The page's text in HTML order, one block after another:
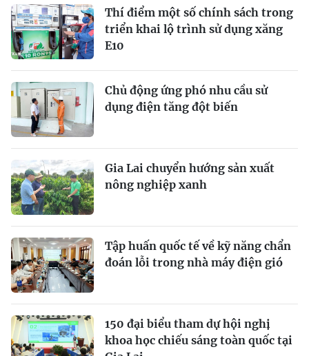
Thí điểm một số chính sách trong
triển khai lộ trình sử dụng xăng
E10
Chủ động ứng phó nhu cầu sử
dụng điện tăng đột biến
Gia Lai chuyển hướng sản xuất
nông nghiệp xanh
Tập huấn quốc tế về kỹ năng chẩn
đoán lỗi trong nhà máy điện gió
150 đại biểu tham dự hội nghị
khoa học chiếu sáng toàn quốc tại